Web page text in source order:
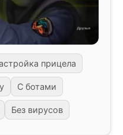
прицела
С ботами
Без вирусов